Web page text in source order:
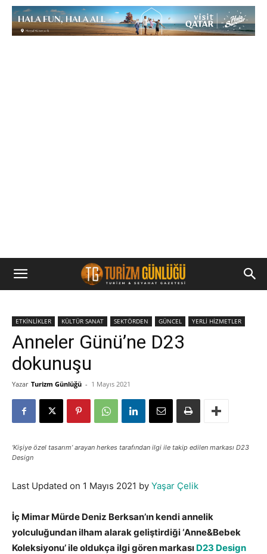
ETKİNLİKLER KÜLTÜR SANAT SEKTÖRDEN GÜNCEL YERLİ HİZMETLER
Anneler Günü’ne D23
dokunuşu
Yazar Turizm Günlüğü - 1 Mayıs 2021
‘Kişiye özel tasarım’ arayan herkes tarafından ilgi ile takip edilen markası D23
Design
Last Updated on 1 Mayıs 2021 by Yaşar Çelik
İç Mimar Mürde Deniz Berksan’ın kendi annelik
yolculuğundan ilham alarak geliştirdiği ‘Anne&Bebek
Koleksiyonu’ ile oldukça ilgi gören markası D23 Design